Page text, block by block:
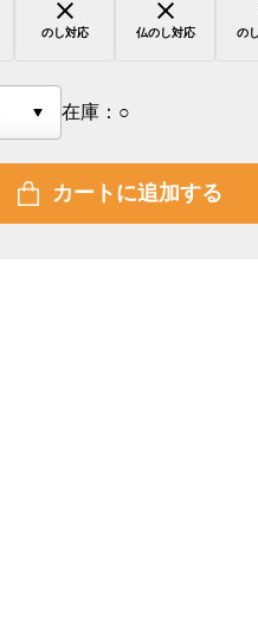
のし対応 仏のし対応 の
在庫： ○
カートに追加する